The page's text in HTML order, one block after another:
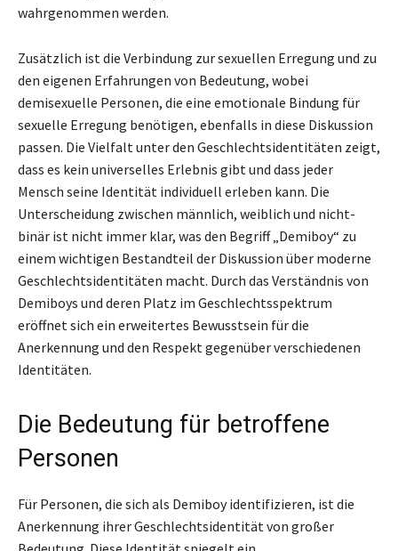
wahrgenommen werden.
Zusätzlich ist die Verbindung zur sexuellen Erregung und zu
den eigenen Erfahrungen von Bedeutung, wobei
demisexuelle Personen, die eine emotionale Bindung für
sexuelle Erregung benötigen, ebenfalls in diese Diskussion
passen. Die Vielfalt unter den Geschlechtsidentitäten zeigt,
dass es kein universelles Erlebnis gibt und dass jeder
Mensch seine Identität individuell erleben kann. Die
Unterscheidung zwischen männlich, weiblich und nicht-
binär ist nicht immer klar, was den Begriff „Demiboy“ zu
einem wichtigen Bestandteil der Diskussion über moderne
Geschlechtsidentitäten macht. Durch das Verständnis von
Demiboys und deren Platz im Geschlechtsspektrum
eröffnet sich ein erweitertes Bewusstsein für die
Anerkennung und den Respekt gegenüber verschiedenen
Identitäten.
Die Bedeutung für betroffene
Personen
Für Personen, die sich als Demiboy identifizieren, ist die
Anerkennung ihrer Geschlechtsidentität von großer